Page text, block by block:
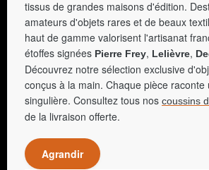
tissus de grandes maisons d'édition.
amateurs d'objets rares et de beaux
haut de gamme valorisent l'artisanat
étoffes signées Pierre Frey, Lelièvre,
Découvrez notre sélection exclusive
conçus à la main. Chaque pièce raconte
singulière. Consultez tous nos coussins
de la livraison offerte.
Agrandir